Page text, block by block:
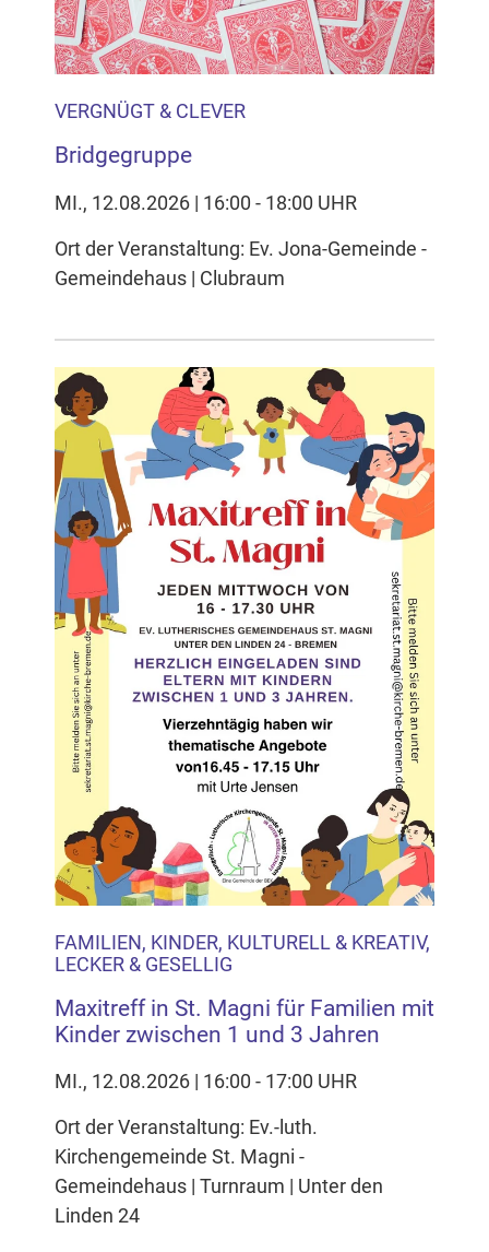
VERGNÜGT & CLEVER
Bridgegruppe
MI., 12.08.2026 | 16:00 - 18:00 UHR
Ort der Veranstaltung: Ev. Jona-Gemeinde -
Gemeindehaus | Clubraum
FAMILIEN, KINDER, KULTURELL & KREATIV,
LECKER & GESELLIG
Maxitreff in St. Magni für Familien mit
Kinder zwischen 1 und 3 Jahren
MI., 12.08.2026 | 16:00 - 17:00 UHR
Ort der Veranstaltung: Ev.-luth.
Kirchengemeinde St. Magni -
Gemeindehaus | Turnraum | Unter den
Linden 24